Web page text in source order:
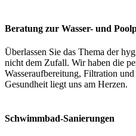
Beratung zur Wasser- und
Überlassen Sie das Thema der
nicht dem Zufall. Wir haben die
Wasseraufbereitung, Filtration
Gesundheit liegt uns am Herzen.
Schwimmbad-Sanierungen